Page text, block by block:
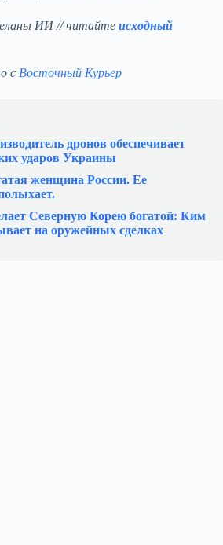
ИИ // читайте исходный
с Восточный Курьер
дронов обеспечивает
ударов Украины
женщина России. Ее
Северную Корею богатой: Ким
на оружейных сделках